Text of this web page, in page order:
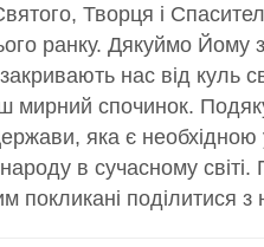
Творця і
ранку. Дякуймо Йому
закривають нас від куль
мирний спочинок.
яка є
народу в сучасному
покликані поділитися